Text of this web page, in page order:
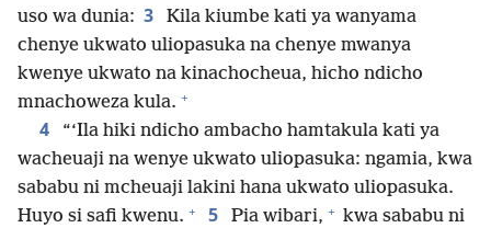
uso wa dunia: 3
Kila kiumbe kati ya wanyama
chenye ukwato uliopasuka na chenye mwanya
kwenye ukwato na kinachocheua, hicho ndicho
mnachoweza kula. +
4
“‘Ila hiki ndicho ambacho hamtakula kati ya
wacheuaji na wenye ukwato uliopasuka: ngamia, kwa
sababu ni mcheuaji lakini hana ukwato uliopasuka.
Huyo si safi kwenu. + 5 Pia wibari, + kwa sababu ni